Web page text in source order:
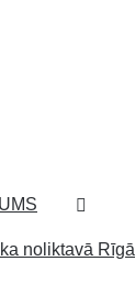
noliktavā Rīgā